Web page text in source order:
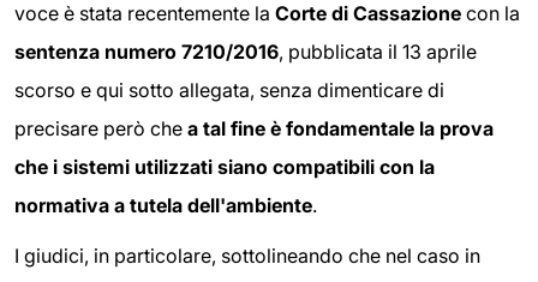
voce è stata recentemente la Corte di Cassazione con la
sentenza numero 7210/2016, pubblicata il 13 aprile
scorso e qui sotto allegata, senza dimenticare di
precisare però che a tal fine è fondamentale la prova
che i sistemi utilizzati siano compatibili con la
normativa a tutela dell'ambiente.
I giudici, in particolare, sottolineando che nel caso in